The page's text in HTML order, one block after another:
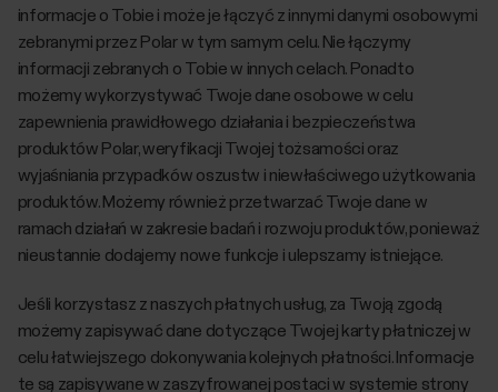
informacje o Tobie i może je łączyć z innymi danymi osobowymi
zebranymi przez Polar w tym samym celu. Nie łączymy
informacji zebranych o Tobie w innych celach. Ponadto
możemy wykorzystywać Twoje dane osobowe w celu
zapewnienia prawidłowego działania i bezpieczeństwa
produktów Polar, weryfikacji Twojej tożsamości oraz
wyjaśniania przypadków oszustw i niewłaściwego użytkowania
produktów. Możemy również przetwarzać Twoje dane w
ramach działań w zakresie badań i rozwoju produktów, ponieważ
nieustannie dodajemy nowe funkcje i ulepszamy istniejące.
Jeśli korzystasz z naszych płatnych usług, za Twoją zgodą
możemy zapisywać dane dotyczące Twojej karty płatniczej w
celu łatwiejszego dokonywania kolejnych płatności. Informacje
te są zapisywane w zaszyfrowanej postaci w systemie strony